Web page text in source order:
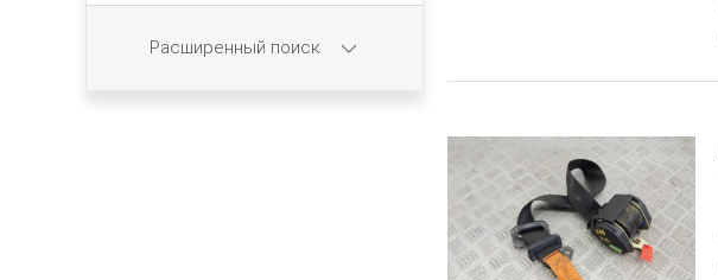
Расширенный поиск